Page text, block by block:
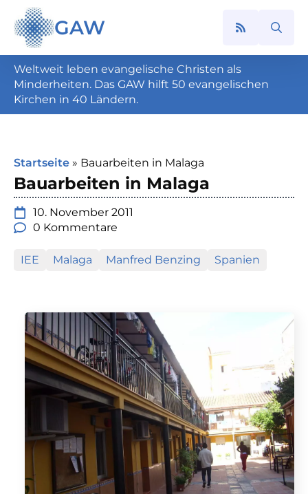
GAW
Search
Weltweit leben evangelische Christen als
Minderheiten. Das GAW hilft 50 evangelischen
Kirchen in 40 Ländern.
Startseite » Bauarbeiten in Malaga
Bauarbeiten in Malaga
10. November 2011
0 Kommentare
IEE Malaga Manfred Benzing Spanien